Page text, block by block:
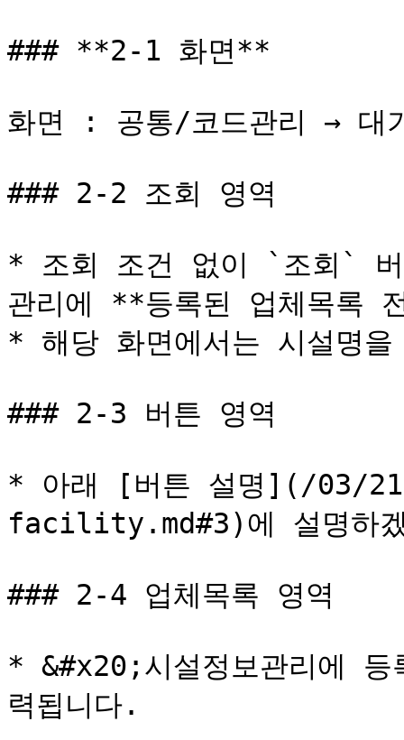
### **2-1 화면**
화면 : 공통/코드관리 → 대
### 2-2 조회 영역
* 조회 조건 없이 `조회` 버
관리에 **등록된 업체목록
* 해당 화면에서는 시설명
### 2-3 버튼 영역
* 아래 [버튼 설명](/03/
facility.md#3)에 설명하
### 2-4 업체목록 영역
* &#x20;시설정보관리에
력됩니다.